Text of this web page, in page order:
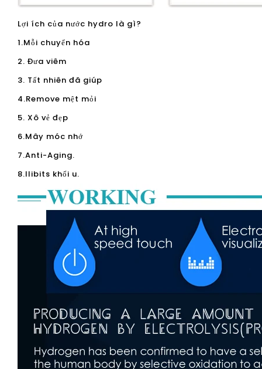
Lợi ích của nước hydro là gì?
1.Mỗi chuyển hóa
2. Đưa viêm
3. Tất nhiên đã giúp
4.Remove mệt mỏi
5. Xô vẻ đẹp
6.Mây móc nhớ
7.Anti-Aging.
8.Ilibits khối u.